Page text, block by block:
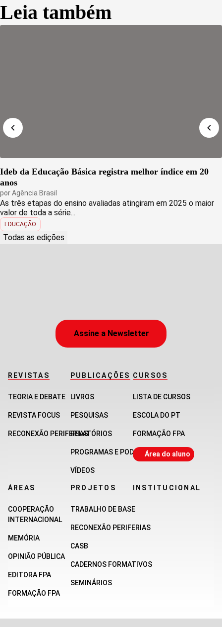
Leia também
Ideb da Educação Básica registra melhor índice em 20
anos
porAgência Brasil
As três etapas do ensino avaliadas atingiram em 2025 o maior
valor de toda a série...
EDUCAÇÃO
Todas as edições
Assine a Newsletter
REVISTAS
TEORIA E DEBATE
REVISTA FOCUS
RECONEXÃO PERIFERIAS
PUBLICAÇÕES
LIVROS
PESQUISAS
RELATÓRIOS
PROGRAMAS E PODCASTS
VÍDEOS
CURSOS
LISTA DE CURSOS
ESCOLA DO PT
FORMAÇÃO FPA
Área do aluno
ÁREAS
COOPERAÇÃO
INTERNACIONAL
MEMÓRIA
OPINIÃO PÚBLICA
EDITORA FPA
FORMAÇÃO FPA
PROJETOS
TRABALHO DE BASE
RECONEXÃO PERIFERIAS
CASB
CADERNOS FORMATIVOS
SEMINÁRIOS
INSTITUCIONAL